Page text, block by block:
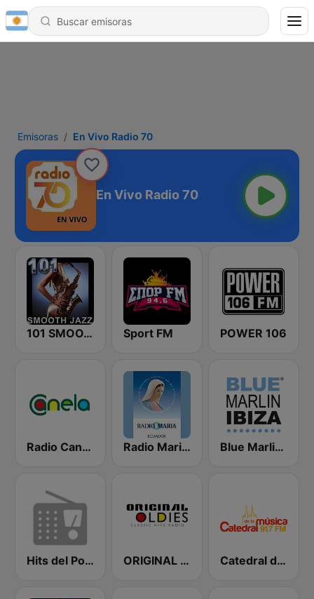
Emisoras En Vivo Radio 70
En Vivo Radio 70
101 SMOOTH JAZZ Sport FM POWER 106
Radio Canela Guayas Radio Maria Ecuador Blue Marlin Ibiza Radio
Hits del Pop de los 80 y 90 ORIGINAL OLDIES - CLASSIC HITS RADIO Catedral de la Música